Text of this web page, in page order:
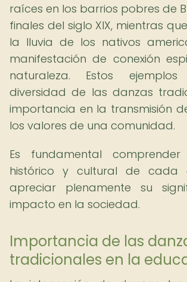
raíces en los barrios pobres de
finales del siglo XIX, mientras
la lluvia de los nativos
manifestación de conexión
naturaleza. Estos
diversidad de las danzas
importancia en la transmisión
los valores de una comunidad.
Es fundamental
histórico y cultural de cada
apreciar plenamente su
impacto en la sociedad.
Importancia de las
tradicionales en la